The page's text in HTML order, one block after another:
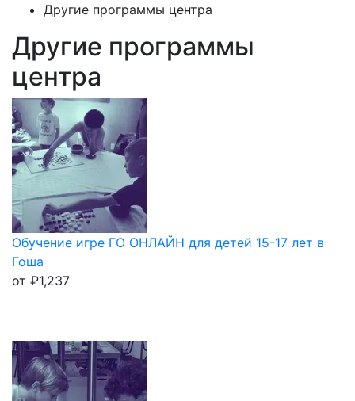
Другие программы центра
Другие программы
центра
Обучение игре ГО ОНЛАЙН для детей 15-17 лет в
Гоша
от ₽1,237